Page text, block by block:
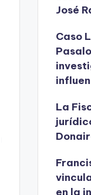
José
Caso
La
en la